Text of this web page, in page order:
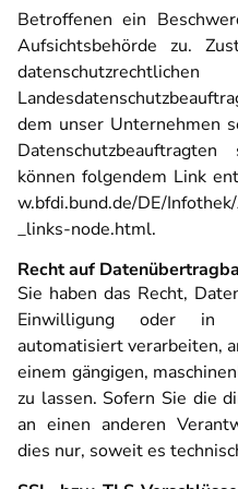
Betroffenen ein
Aufsichtsbehörde zu.
dem unser Unternehmen
können folgendem Link
w.bfdi.bund.de/DE/
_links-node.html.
Recht auf
Sie haben das Recht,
Einwilligung oder in
automatisiert verarbeiten,
einem gängigen,
zu lassen. Sofern Sie die
an einen anderen
dies nur, soweit es